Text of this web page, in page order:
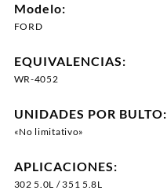
Modelo:
FORD
EQUIVALENCIAS:
WR-4052
UNIDADES POR BULTO:
«No limitativo»
APLICACIONES:
302 5.0L / 351 5.8L